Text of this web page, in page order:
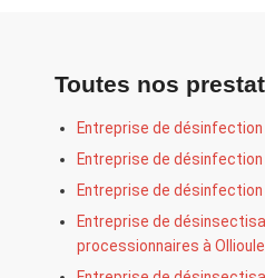
Toutes nos
Entreprise de désinfection
Entreprise de désinfection
Entreprise de désinfection
Entreprise de
processionnaires à